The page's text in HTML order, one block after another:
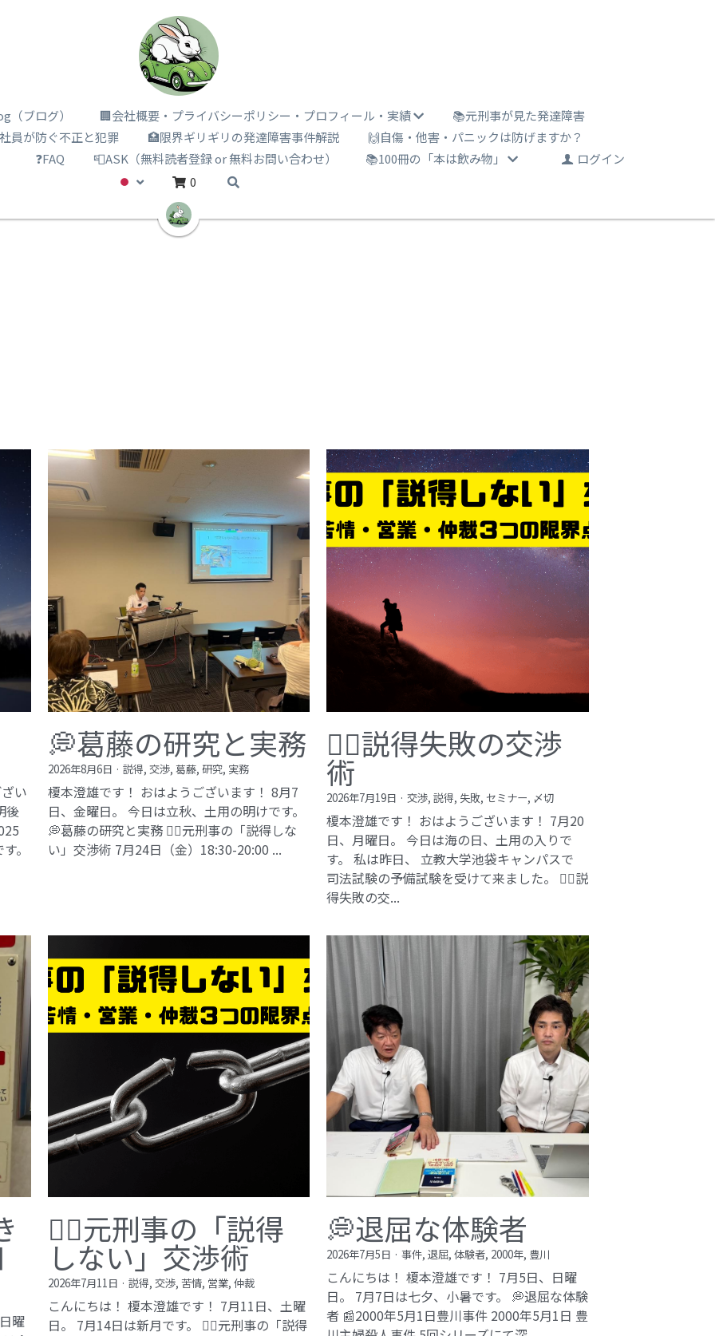
（ブログ） 🏢会社概要・プライバシーポリシー・プロフィール・実績
📚元刑事が見た発達障害
員が防ぐ不正と犯罪
🏥限界ギリギリの発達障害事件解説
🙌自傷・他害・パニックは防げますか？
❓FAQ 📮ASK（無料読者登録 or 無料お問い合わせ） 📚100冊の「本は飲み物」
ログイン
0
い
後
。
💭葛藤の研究と実務
2026年8月6日 · 説得, 交渉, 葛藤, 研究, 実務
榎本澄雄です！ おはようございます！ 8月7
日、金曜日。 今日は立秋、土用の明けです。
💭葛藤の研究と実務 🕵️‍♂️元刑事の「説得しな
い」交渉術​ 7月24日（金）18:30-20:00 ...
🕵️‍♂️説得失敗の交渉
術
2026年7月19日 · 交渉, 説得, 失敗, セミナー, 〆切
榎本澄雄です！ おはようございます！ 7月20
日、月曜日。 今日は海の日、土用の入りで
す。 私は昨日、 立教大学池袋キャンパスで
司法試験の予備試験を受けて来ました。 🕵️‍♂️説
得失敗の交...
©2017 kibi inc.（株式会社 kibi）